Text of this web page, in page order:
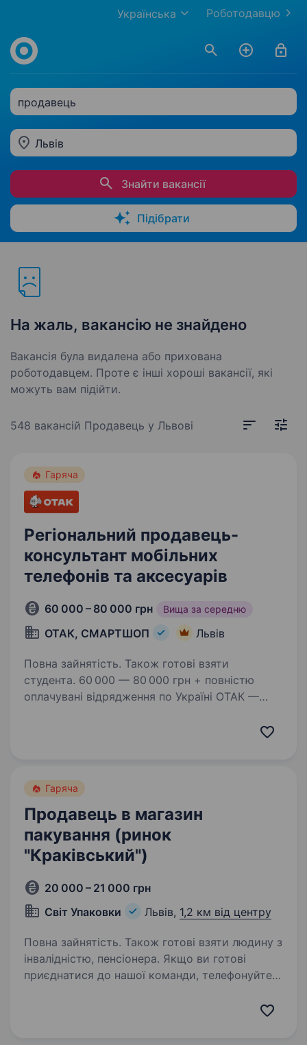
Роботодавцю
Українська
продавець
Львів
Знайти вакансії
Підібрати
На жаль, вакансію не знайдено
Вакансія була видалена або прихована
роботодавцем. Проте є інші хороші вакансії, які
можуть вам підійти.
548 вакансій Продавець у Львові
Гаряча
Регіональний продавець-
консультант мобільних
телефонів та аксесуарів
60 000 – 80 000 грн Вища за середню
ОТАК, СМАРТШОП Львів
Повна зайнятість. Також готові взяти
студента. 60 000 — 80 000 грн + повністю
оплачувані відрядження по Україні ОТАК —
заробляти, подорожувати та будувати кар'єру
Гаряча
Продавець в магазин
пакування (ринок
"Краківський")
20 000 – 21 000 грн
Світ Упаковки
Львів, 1,2 км від центру
Повна зайнятість. Також готові взяти людину з
інвалідністю, пенсіонера. Якщо ви готові
приєднатися до нашої команди, телефонуйте!